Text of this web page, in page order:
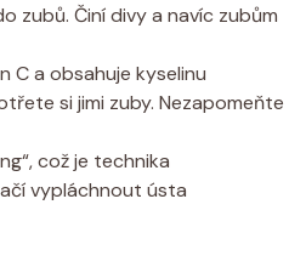
zubů. Činí divy a navíc zubům
C a obsahuje kyselinu
si jimi zuby. Nezapomeňte
což je technika
vypláchnout ústa